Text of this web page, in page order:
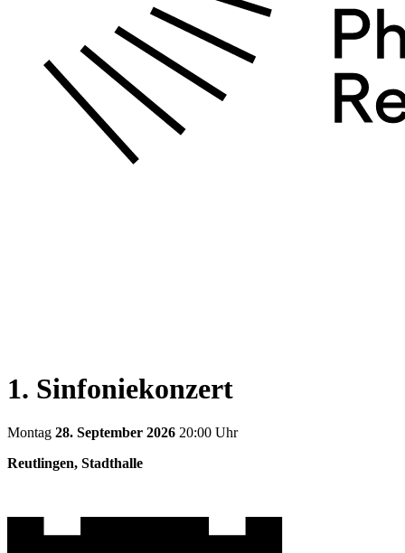
1. Sinfoniekonzert
Montag 28. September 2026 20:00 Uhr
Reutlingen, Stadthalle